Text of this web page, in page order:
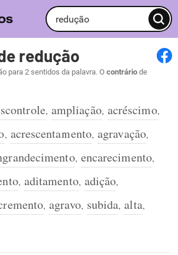
redução
para 2 sentidos da palavra. O contrário de
, ampliação, acréscimo,
, acrescentamento, agravação,
, encarecimento,
, aditamento, adição,
, agravo, subida, alta,